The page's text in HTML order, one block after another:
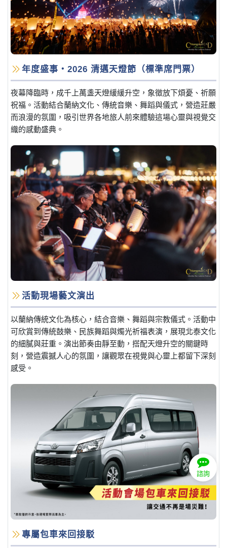
年度盛事・2026 清邁天燈節（標準席門票）
夜幕降臨時，成千上萬盞天燈緩緩升空，象徵放下煩憂、祈願
祝福。活動結合蘭納文化、傳統音樂、舞蹈與儀式，營造莊嚴
而浪漫的氛圍，吸引世界各地旅人前來體驗這場心靈與視覺交
織的感動盛典。
活動現場藝文演出
以蘭納傳統文化為核心，結合音樂、舞蹈與宗教儀式。活動中
可欣賞到傳統鼓樂、民族舞蹈與燭光祈福表演，展現北泰文化
的細膩與莊重。演出節奏由靜至動，搭配天燈升空的關鍵時
刻，營造震撼人心的氛圍，讓觀眾在視覺與心靈上都留下深刻
感受。
專屬包車來回接駁
諮詢